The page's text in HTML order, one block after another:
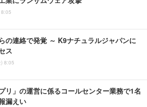
の連絡で発覚 ～ K9ナチュラルジャパンに
ス
8:05
リ」の運営に係るコールセンター業務で1名
漏えい